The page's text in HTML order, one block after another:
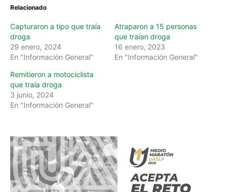
Relacionado
Capturaron a tipo que traía
droga
29 enero, 2024
En "Información General"
Atraparon a 15 personas
que traían droga
16 enero, 2023
En "Información General"
Remitieron a motociclista
que traía droga
3 junio, 2024
En "Información General"